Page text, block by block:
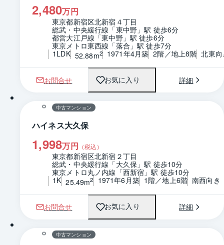
2,480万円
東京都新宿区北新宿４丁目
総武・中央緩行線「東中野」駅 徒歩6分
都営大江戸線「東中野」駅 徒歩6分
東京メトロ東西線「落合」駅 徒歩7分
1LDK 52.88m2 1971年4月築 2階／地上8階 北東
お問合せ お気に入り 詳細
1 / 0
中古マンション
ハイネス大久保
1,998万円 （税込）
東京都新宿区北新宿２丁目
総武・中央緩行線「大久保」駅 徒歩10分
東京メトロ丸ノ内線「西新宿」駅 徒歩10分
1K 25.49m2 1971年6月築 1階／地上6階 南西向き
お問合せ お気に入り 詳細
1 / 0 間取り
中古マンション